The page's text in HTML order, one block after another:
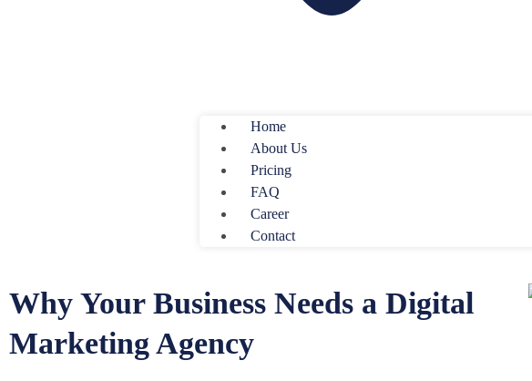
Home
About Us
Pricing
FAQ
Career
Contact
Why Your Business Needs a Digital
Marketing Agency